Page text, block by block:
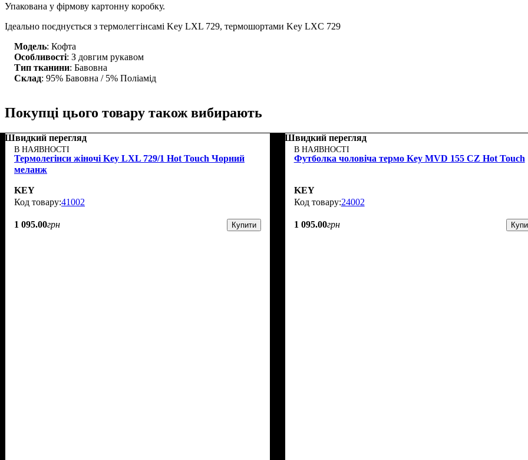
Упакована у фірмову картонну коробку.
Ідеально поєднується з термолеггінсамі Key LXL 729, термошортами Key LXC 729
Модель: Кофта
Особливості: З довгим рукавом
Тип тканини: Бавовна
Склад: 95% Бавовна / 5% Поліамід
Покупці цього товару також вибирають
Швидкий перегляд
В НАЯВНОСТІ
Термолегінси жіночі Key LXL 729/1 Hot Touch Чорний
меланж
KEY
41002
1 095.00грн Купити
Швидкий перегляд
В НАЯВНОСТІ
Футболка чоловіча термо Key MVD 155 CZ Hot Touch
KEY
24002
1 095.00грн